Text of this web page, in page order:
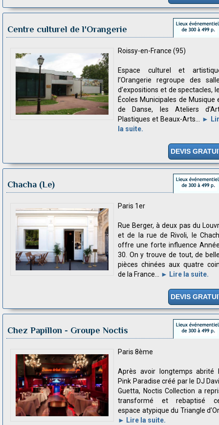
Centre culturel de l'Orangerie
Roissy-en-France (95)
Espace culturel et
l’Orangerie regroupe des
d’expositions et de spectacles,
Écoles Municipales de Musique
de Danse, les Ateliers
Plastiques et Beaux-Arts...
►
la suite.
DEVIS
Chacha (Le)
Paris 1er
Rue Berger, à deux pas du
et de la rue de Rivoli, le
offre une forte influence
30. On y trouve de tout, de
pièces chinées aux quatre
de la France... ► Lire la suite.
DEVIS
Chez Papillon - Groupe Noctis
Paris 8ème
Après avoir longtemps abrité
Pink Paradise créé par le DJ
Guetta, Noctis Collection a
transformé et rebaptisé
espace atypique du Triangle
► Lire la suite.